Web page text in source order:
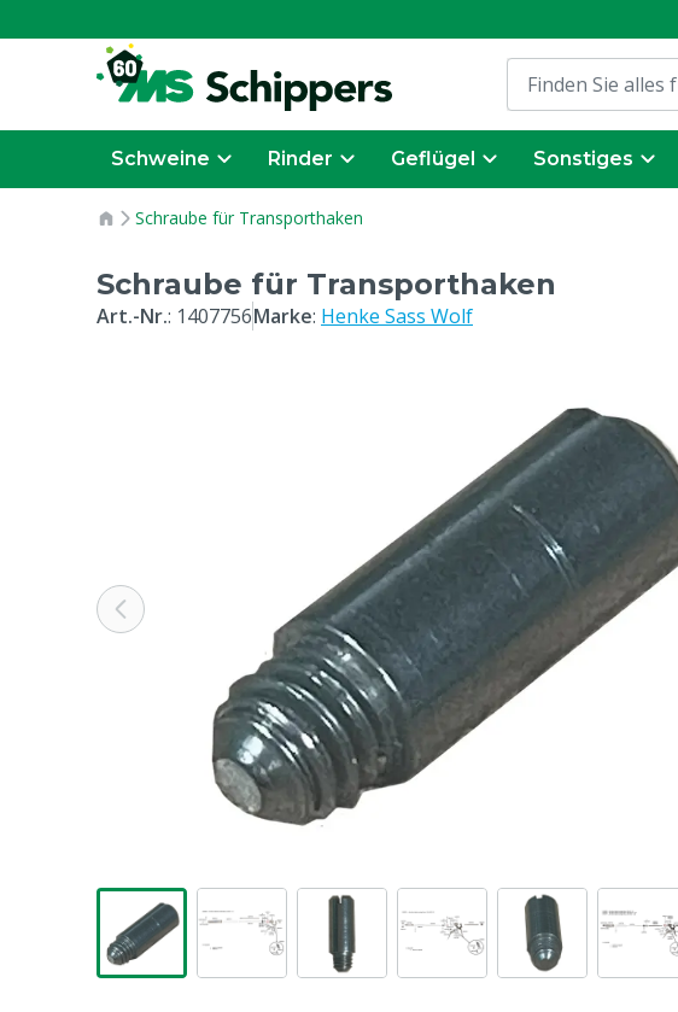
Schweine Rinder Geflügel Sonstiges
Schraube für Transporthaken
Schraube für Transporthaken
Art.-Nr.: 1407756Marke: Henke Sass Wolf